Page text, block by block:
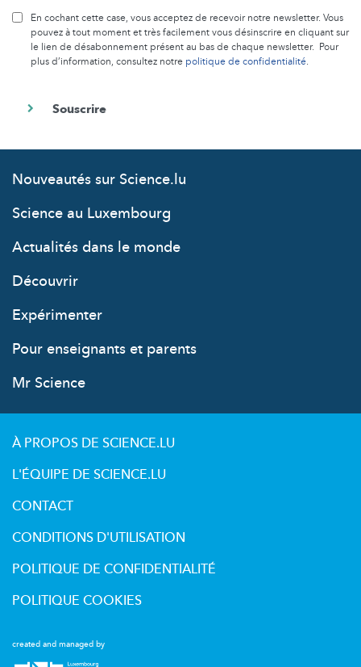
En cochant cette case, vous acceptez de recevoir notre newsletter. Vous
pouvez à tout moment et très facilement vous désinscrire en cliquant sur
le lien de désabonnement présent au bas de chaque newsletter. Pour
plus d’information, consultez notre politique de confidentialité.
Nouveautés sur Science.lu
Science au Luxembourg
Actualités dans le monde
Découvrir
Expérimenter
Pour enseignants et parents
Mr Science
created and managed by
À PROPOS DE SCIENCE.LU
L'ÉQUIPE DE SCIENCE.LU
CONTACT
CONDITIONS D'UTILISATION
POLITIQUE DE CONFIDENTIALITÉ
POLITIQUE COOKIES